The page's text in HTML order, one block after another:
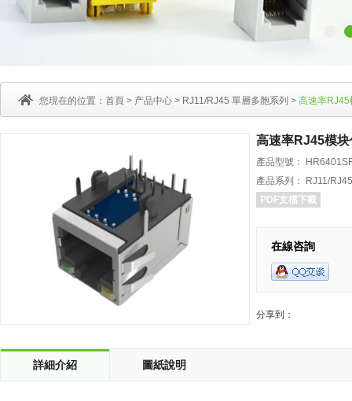
您現在的位置： 首頁 > 产品中心 > RJ11/RJ45 單層多胞系列 > 高速率RJ45
高速率RJ45模
產品型號：
產品系列： RJ11/
PDF文檔下載
在線咨詢
分享到：
詳細介紹 圖紙說明